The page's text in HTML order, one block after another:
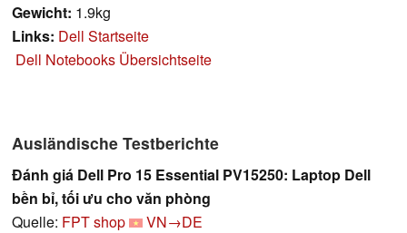
Gewicht: 1.9kg
Links: Dell Startseite
Dell Notebooks Übersichtseite
Ausländische Testberichte
Đánh giá Dell Pro 15 Essential PV15250: Laptop Dell
bền bỉ, tối ưu cho văn phòng
Quelle: FPT shop
VN→DE